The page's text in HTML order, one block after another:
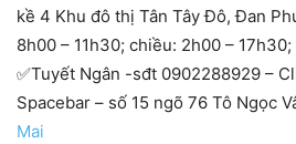
kề 4 Khu đô thị Tân Tây Đô, Đan
8h00 – 11h30; chiều: 2h00 –
✅Tuyết Ngân -sđt 0902288929 –
Spacebar – số 15 ngõ 76 Tô Ngọc
Mai